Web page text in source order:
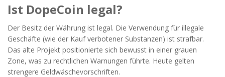
Ist DopeCoin legal?
Der Besitz der Währung ist legal. Die Verwendung für illegale
Geschäfte (wie der Kauf verbotener Substanzen) ist strafbar.
Das alte Projekt positionierte sich bewusst in einer grauen
Zone, was zu rechtlichen Warnungen führte. Heute gelten
strengere Geldwäschevorschriften.